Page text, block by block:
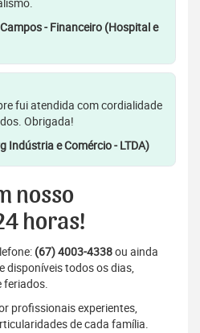
- Financeiro (Hospital e
fui atendida com cordialidade
Obrigada!
Indústria e Comércio - LTDA)
nosso
horas!
(67) 4003-4338ou ainda
disponíveis todos os dias,
feriados.
profissionais experientes,
de cada família.